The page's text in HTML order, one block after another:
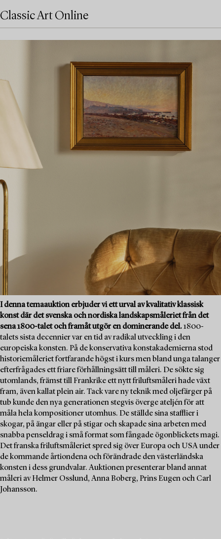
Classic Art Online
I denna temaauktion erbjuder vi ett urval av kvalitativ klassisk
konst där det svenska och nordiska landskapsmåleriet från det
sena 1800-talet och framåt utgör en dominerande del.1800-
talets sista decennier var en tid av radikal utveckling i den
europeiska konsten. På de konservativa konstakademierna stod
historiemåleriet fortfarande högst i kurs men bland unga talanger
efterfrågades ett friare förhållningsätt till måleri. De sökte sig
utomlands, främst till Frankrike ett nytt friluftsmåleri hade växt
fram, även kallat plein air. Tack vare ny teknik med oljefärger på
tub kunde den nya generationen stegvis överge ateljén för att
måla hela kompositioner utomhus. De ställde sina stafflier i
skogar, på ängar eller på stigar och skapade sina arbeten med
snabba penseldrag i små format som fångade ögonblickets magi.
Det franska friluftsmåleriet spred sig över Europa och USA under
de kommande årtiondena och förändrade den västerländska
konsten i dess grundvalar. Auktionen presenterar bland annat
måleri av Helmer Osslund, Anna Boberg, Prins Eugen och Carl
Johansson.